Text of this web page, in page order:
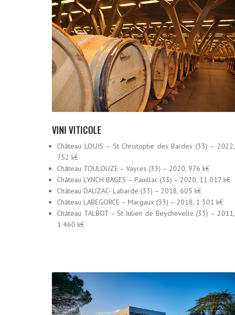
VINI VITICOLE
Château LOUIS – St Christophe des Bardes (33) – 2022,
752 k€
Château TOULOUZE – Vayres (33) – 2020, 976 k€
Château LYNCH BAGES – Pauillac (33) – 2020, 11 017 k€
Château DAUZAC- Labarde (33) – 2018, 605 k€
Château LABEGORCE – Margaux (33) – 2018, 1 301 k€
Château TALBOT – St Julien de Beychevelle (33) – 2011,
1 460 k€